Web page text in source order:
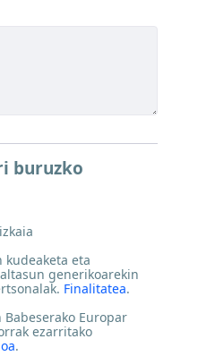
buruzko
kudeaketa eta
generikoarekin
Finalitatea.
Babeserako Europar
ezarritako
.